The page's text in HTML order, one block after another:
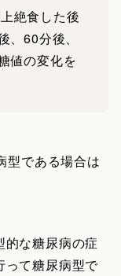
絶食した後
60分後、
値の変化を
型である場合は
な糖尿病の症
って糖尿病型で